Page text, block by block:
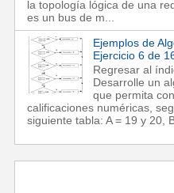
la topología lógica de una
es un bus de m...
Ejemplos de
Ejercicio 6 de
Regresar al
Desarrolle un
que permita
calificaciones numéricas,
siguiente tabla: A = 19 y 20,